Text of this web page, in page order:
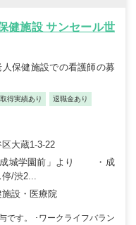
健施設 サンセール世
保健施設での看護師の募
得実績あり 退職金あり
大蔵1-3-22
成城学園前」より ・成
停/渋2...
設・医療院
です。 ･ワークライフバラン